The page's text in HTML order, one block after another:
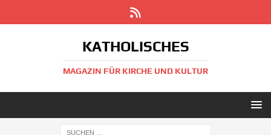
KATHOLISCHES
MAGAZIN FÜR KIRCHE UND KULTUR